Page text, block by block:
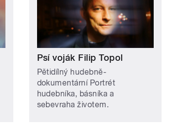
Psí voják Filip Topol
Pětidílný hudebně-
dokumentární Portrét
hudebníka, básníka a
sebevraha životem.